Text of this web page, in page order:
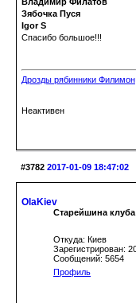
Зябочка Пуся
Igor S
Спасибо большое!!!
Дрозды рябинники
Неактивен
#3782 2017-01-09 18:47:02
OlaKiev
Старейшина клуба
Откуда: Киев
Зарегистрирован:
Сообщений: 5654
Профиль